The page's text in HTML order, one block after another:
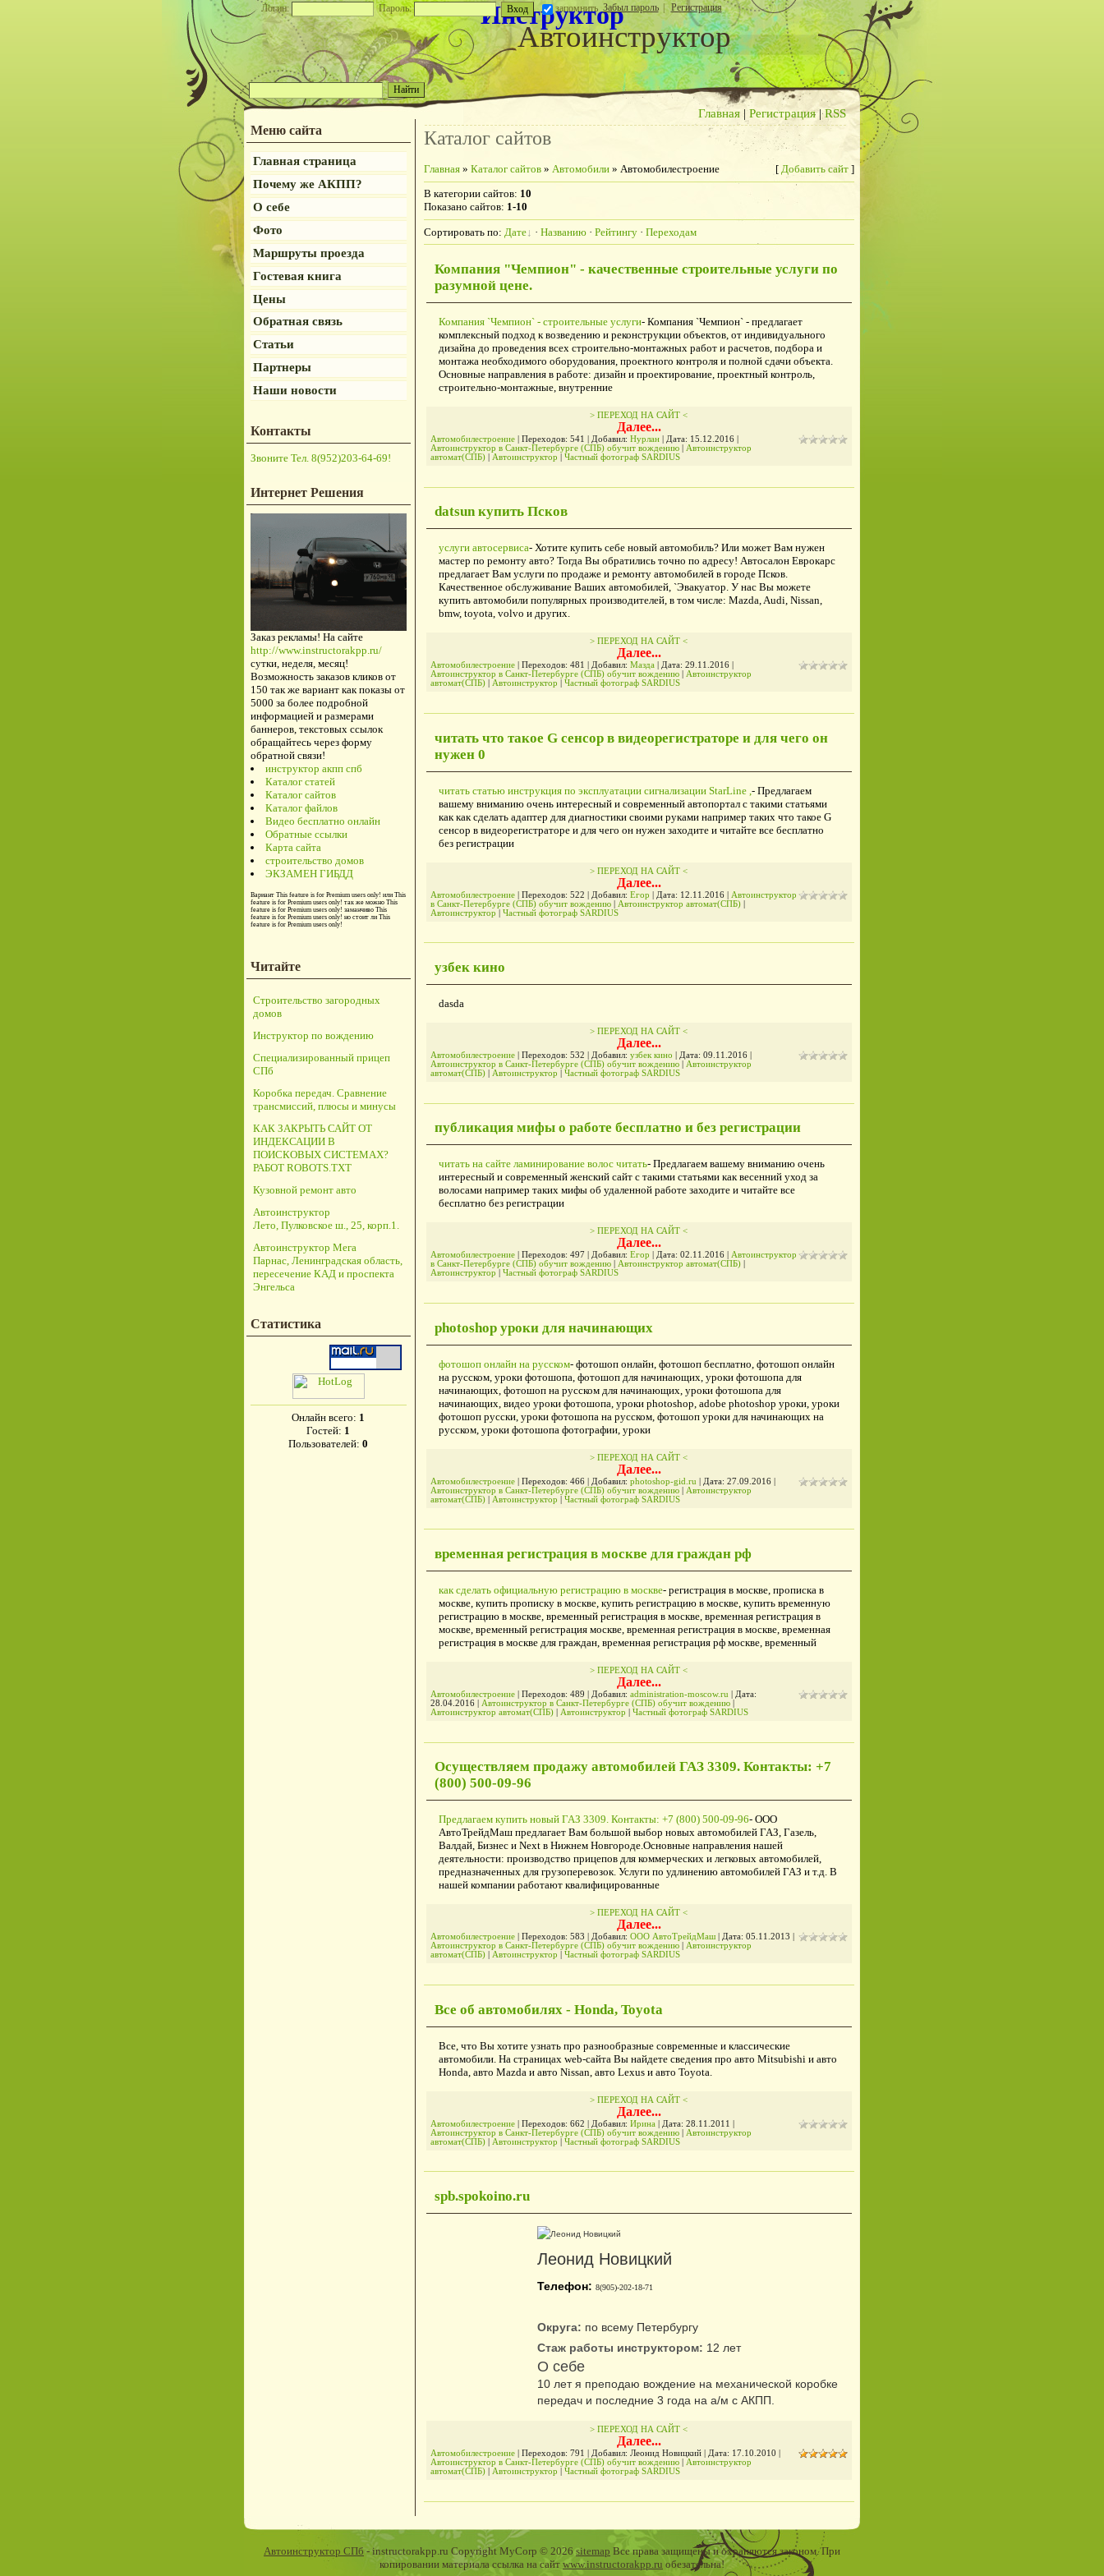
Логин: Пароль: запомнить Забыл пароль | Регистрация
Автоинструктор
Инструктор
Главная| Регистрация|RSS
Меню сайта
Главная страница
Почему же АКПП?
О себе
Фото
Маршруты проезда
Гостевая книга
Цены
Обратная связь
Статьи
Партнеры
Наши новости
Контакты
Звоните Тел. 8(952)203-64-69!
Интернет Решения
Заказ рекламы! На сайте
http://www.instructorakpp.ru/
сутки, неделя, месяц!
Возможность заказов кликов от
150 так же вариант как показы от
5000 за более подробной
информацией и размерами
баннеров, текстовых ссылок
обращайтесь через форму
обратной связи!
инструктор акпп спб
Каталог статей
Каталог сайтов
Каталог файлов
Видео бесплатно онлайн
Обратные ссылки
Карта сайта
строительство домов
ЭКЗАМЕН ГИБДД
Вариант This feature is for Premium users only! или This
feature is for Premium users only! так же можно This
feature is for Premium users only! заманчиво This
feature is for Premium users only! но стоит ли This
feature is for Premium users only!
Читайте
Строительство загородных
домов
Инструктор по вождению
Специализированный прицеп
СПб
Коробка передач. Сравнение
трансмиссий, плюсы и минусы
КАК ЗАКРЫТЬ САЙТ ОТ
ИНДЕКСАЦИИ В
ПОИСКОВЫХ СИСТЕМАХ?
РАБОТ ROBOTS.TXT
Кузовной ремонт авто
Автоинструктор
Лето, Пулковское ш., 25, корп.1.
Автоинструктор Мега
Парнас, Ленинградская область,
пересечение КАД и проспекта
Энгельса
Статистика
Онлайн всего: 1
Гостей: 1
Пользователей: 0
Каталог сайтов
Главная» Каталог сайтов» Автомобили» Автомобилестроение [ Добавить сайт]
В категории сайтов: 10
Показано сайтов: 1-10
Сортировать по: Дате · Названию· Рейтингу· Переходам
Компания "Чемпион" - качественные строительные услуги по
разумной цене.
Компания `Чемпион` - строительные услуги- Компания `Чемпион` - предлагает
комплексный подход к возведению и реконструкции объектов, от индивидуального
дизайна до проведения всех строительно-монтажных работ и расчетов, подбора и
монтажа необходимого оборудования, проектного контроля и полной сдачи объекта.
Основные направления в работе: дизайн и проектирование, проектный контроль,
строительно-монтажные, внутренние
> ПЕРЕХОД НА САЙТ <
Далее...
Автомобилестроение| Переходов: 541 | Добавил: Нурлан| Дата: 15.12.2016|
Автоинструктор в Санкт-Петербурге (СПБ) обучит вождению|
Автоинструктор
автомат(СПБ)
Автоинструктор Частный фотограф SARDIUS
datsun купить Псков
услуги автосервиса- Хотите купить себе новый автомобиль? Или может Вам нужен
мастер по ремонту авто? Тогда Вы обратились точно по адресу! Автосалон Еврокарс
предлагает Вам услуги по продаже и ремонту автомобилей в городе Псков.
Качественное обслуживание Ваших автомобилей, `Эвакуатор. У нас Вы можете
купить автомобили популярных производителей, в том числе: Mazda, Audi, Nissan,
bmw, toyota, volvo и других.
> ПЕРЕХОД НА САЙТ <
Далее...
Автомобилестроение| Переходов: 481 | Добавил: Мазда| Дата: 29.11.2016|
Автоинструктор в Санкт-Петербурге (СПБ) обучит вождению| Автоинструктор
автомат(СПБ)
Автоинструктор Частный фотограф SARDIUS
читать что такое G сенсор в видеорегистраторе и для чего он
нужен 0
читать статью инструкция по эксплуатации сигнализации StarLine , - Предлагаем
вашему вниманию очень интересный и современный автопортал с такими статьями
как как сделать адаптер для диагностики своими руками например таких что такое G
сенсор в видеорегистраторе и для чего он нужен заходите и читайте все бесплатно
без регистрации
> ПЕРЕХОД НА САЙТ <
Далее...
Автомобилестроение| Переходов: 522 | Добавил: Егор | Дата: 12.11.2016|
Автоинструктор
в Санкт-Петербурге (СПБ) обучит вождению| Автоинструктор автомат(СПБ)
Автоинструктор
Частный фотограф SARDIUS
узбек кино
dasda
> ПЕРЕХОД НА САЙТ <
Далее...
Автомобилестроение| Переходов: 532 | Добавил: узбек кино | Дата: 09.11.2016|
Автоинструктор в Санкт-Петербурге (СПБ) обучит вождению|
Автоинструктор
автомат(СПБ)
Автоинструктор Частный фотограф SARDIUS
публикация мифы о работе бесплатно и без регистрации
читать на сайте ламинирование волос читать- Предлагаем вашему вниманию очень
интересный и современный женский сайт с такими статьями как весенний уход за
волосами например таких мифы об удаленной работе заходите и читайте все
бесплатно без регистрации
> ПЕРЕХОД НА САЙТ <
Далее...
Автомобилестроение| Переходов: 497 | Добавил: Егор | Дата: 02.11.2016| Автоинструктор
в Санкт-Петербурге (СПБ) обучит вождению| Автоинструктор автомат(СПБ)
Автоинструктор
Частный фотограф SARDIUS
photoshop уроки для начинающих
фотошоп онлайн на русском- фотошоп онлайн, фотошоп бесплатно, фотошоп онлайн
на русском, уроки фотошопа, фотошоп для начинающих, уроки фотошопа для
начинающих, фотошоп на русском для начинающих, уроки фотошопа для
начинающих, видео уроки фотошопа, уроки photoshop, adobe photoshop уроки, уроки
фотошоп русски, уроки фотошопа на русском, фотошоп уроки для начинающих на
русском, уроки фотошопа фотографии, уроки
> ПЕРЕХОД НА САЙТ <
Далее...
Автомобилестроение| Переходов: 466 | Добавил: photoshop-gid.ru | Дата: 27.09.2016|
Автоинструктор в Санкт-Петербурге (СПБ) обучит вождению|
Автоинструктор
автомат(СПБ)
Автоинструктор Частный фотограф SARDIUS
временная регистрация в москве для граждан рф
как сделать официальную регистрацию в москве- регистрация в москве, прописка в
москве, купить прописку в москве, купить регистрацию в москве, купить временную
регистрацию в москве, временный регистрация в москве, временная регистрация в
москве, временный регистрация москве, временная регистрация в москве, временная
регистрация в москве для граждан, временная регистрация рф москве, временный
> ПЕРЕХОД НА САЙТ <
Далее...
Автомобилестроение| Переходов: 489 | Добавил: administration-moscow.ru | Дата:
28.04.2016| Автоинструктор в Санкт-Петербурге (СПБ) обучит вождению|
Автоинструктор автомат(СПБ)
Автоинструктор Частный фотограф SARDIUS
Осуществляем продажу автомобилей ГАЗ 3309. Контакты: +7
(800) 500-09-96
Предлагаем купить новый ГАЗ 3309. Контакты: +7 (800) 500-09-96- ООО
АвтоТрейдМаш предлагает Вам большой выбор новых автомобилей ГАЗ, Газель,
Валдай, Бизнес и Next в Нижнем Новгороде.Основные направления нашей
деятельности: производство прицепов для коммерческих и легковых автомобилей,
предназначенных для грузоперевозок. Услуги по удлинению автомобилей ГАЗ и т.д. В
нашей компании работают квалифицированные
> ПЕРЕХОД НА САЙТ <
Далее...
Автомобилестроение| Переходов: 583 | Добавил: ООО АвтоТрейдМаш| Дата: 05.11.2013
Автоинструктор в Санкт-Петербурге (СПБ) обучит вождению| Автоинструктор
автомат(СПБ)
Автоинструктор Частный фотограф SARDIUS
Все об автомобилях - Honda, Toyota
Все, что Вы хотите узнать про разнообразные современные и классические
автомобили. На страницах web-сайта Вы найдете сведения про авто Mitsubishi и авто
Honda, авто Mazda и авто Nissan, авто Lexus и авто Toyota.
> ПЕРЕХОД НА САЙТ <
Далее...
Автомобилестроение| Переходов: 662 | Добавил: Ирина| Дата: 28.11.2011
Автоинструктор в Санкт-Петербурге (СПБ) обучит вождению|
Автоинструктор
автомат(СПБ)
Автоинструктор Частный фотограф SARDIUS
spb.spokoino.ru
Леонид Новицкий
Телефон: 8(905)-202-18-71
Округа: по всему Петербургу
Стаж работы инструктором: 12 лет
О себе
10 лет я преподаю вождение на механической коробке
передач и последние 3 года на а/м с АКПП.
> ПЕРЕХОД НА САЙТ <
Далее...
Автомобилестроение| Переходов: 791 | Добавил: Леонид Новицкий | Дата: 17.10.2010
Автоинструктор в Санкт-Петербурге (СПБ) обучит вождению| Автоинструктор
автомат(СПБ)
Автоинструктор Частный фотограф SARDIUS
Автоинструктор СПб - instructorakpp.ru Copyright MyCorp © 2026sitemap Все права защищены и охраняются законом. При
копировании материала ссылка на сайт www.instructorakpp.ru обезательна!